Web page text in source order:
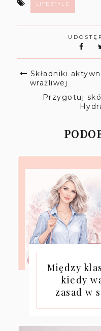
LIFESTYLE
Składniki
wrażliwej
Przygotuj
Między
kiedy
zasad w